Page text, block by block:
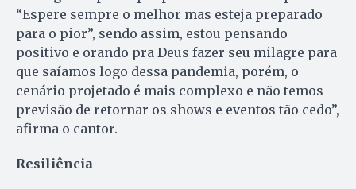
“Espere sempre o melhor mas esteja preparado
para o pior”, sendo assim, estou pensando
positivo e orando pra Deus fazer seu milagre para
que saíamos logo dessa pandemia, porém, o
cenário projetado é mais complexo e não temos
previsão de retornar os shows e eventos tão cedo”,
afirma o cantor.
Resiliência